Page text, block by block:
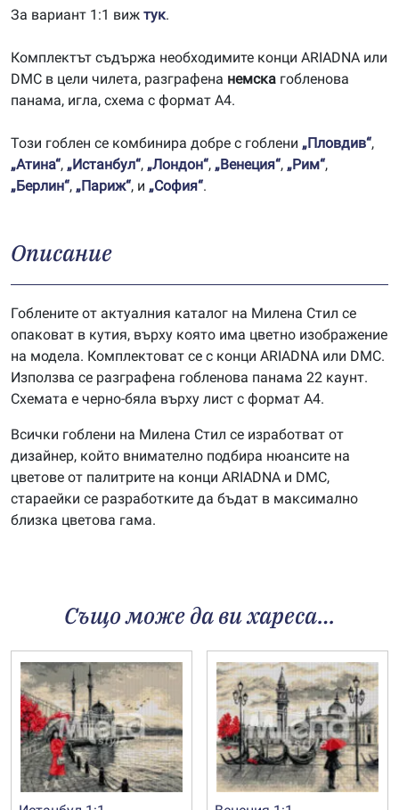
За вариант 1:1 виж тук.
Комплектът съдържа необходимите конци ARIADNA или
DMC в цели чилета, разграфена немска гобленова
панама, игла, схема с формат А4.
Този гоблен се комбинира добре с гоблени „Пловдив“,
„Атина“, „Истанбул“, „Лондон“, „Венеция“, „Рим“,
„Берлин“, „Париж“, и „София“.
Описание
Гоблените от актуалния каталог на Милена Стил се
опаковат в кутия, върху която има цветно изображение
на модела. Комплектоват се с конци ARIADNA или DMC.
Използва се разграфена гобленова панама 22 каунт.
Схемата е черно-бяла върху лист с формат А4.
Всички гоблени на Милена Стил се изработват от
дизайнер, който внимателно подбира нюансите на
цветове от палитрите на конци ARIADNA и DMC,
стараейки се разработките да бъдат в максимално
близка цветова гама.
Също може да ви хареса…